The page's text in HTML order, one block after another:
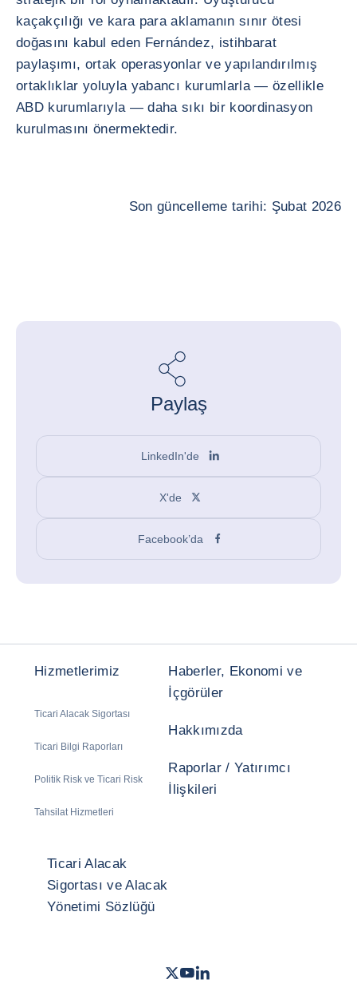
kaçakçılığı ve kara para aklamanın sınır ötesi
doğasını kabul eden Fernández, istihbarat
paylaşımı, ortak operasyonlar ve yapılandırılmış
ortaklıklar yoluyla yabancı kurumlarla — özellikle
ABD kurumlarıyla — daha sıkı bir koordinasyon
kurulmasını önermektedir.
Son güncelleme tarihi: Şubat 2026
Paylaş
LinkedIn'de
X'de
Facebook’da
Hizmetlerimiz
Ticari Alacak Sigortası
Ticari Bilgi Raporları
Politik Risk ve Ticari Risk
Tahsilat Hizmetleri
Haberler, Ekonomi ve
İçgörüler
Hakkımızda
Raporlar / Yatırımcı
İlişkileri
Ticari Alacak
Sigortası ve Alacak
Yönetimi Sözlüğü
Twitter- Coface
Youtube
LinkedIn